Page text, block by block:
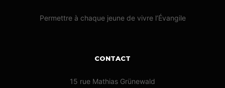
Permettre à chaque jeune de vivre l’Évangile
CONTACT
15 rue Mathias Grünewald